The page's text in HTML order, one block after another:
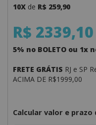
10X de R$ 259,90
R$ 2339,10
5% no BOLETO ou 1x
FRETE GRÁTIS RJ e SP
ACIMA DE R$1999,00
Calcular valor e